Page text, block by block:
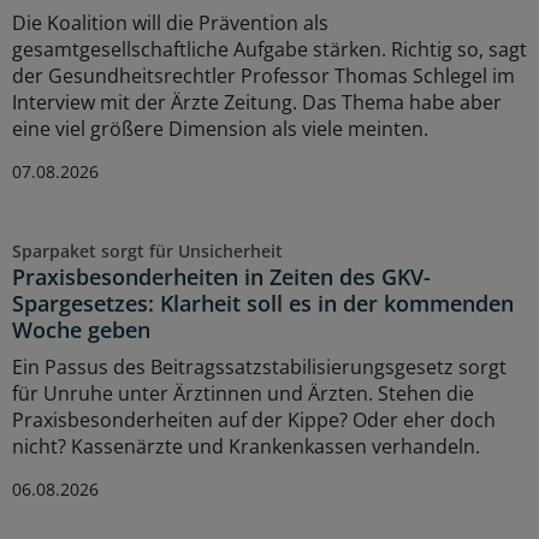
Die Koalition will die Prävention als
gesamtgesellschaftliche Aufgabe stärken. Richtig so, sagt
der Gesundheitsrechtler Professor Thomas Schlegel im
Interview mit der Ärzte Zeitung. Das Thema habe aber
eine viel größere Dimension als viele meinten.
07.08.2026
Sparpaket sorgt für Unsicherheit
Praxisbesonderheiten in Zeiten des GKV-
Spargesetzes: Klarheit soll es in der kommenden
Woche geben
Ein Passus des Beitragssatzstabilisierungsgesetz sorgt
für Unruhe unter Ärztinnen und Ärzten. Stehen die
Praxisbesonderheiten auf der Kippe? Oder eher doch
nicht? Kassenärzte und Krankenkassen verhandeln.
06.08.2026